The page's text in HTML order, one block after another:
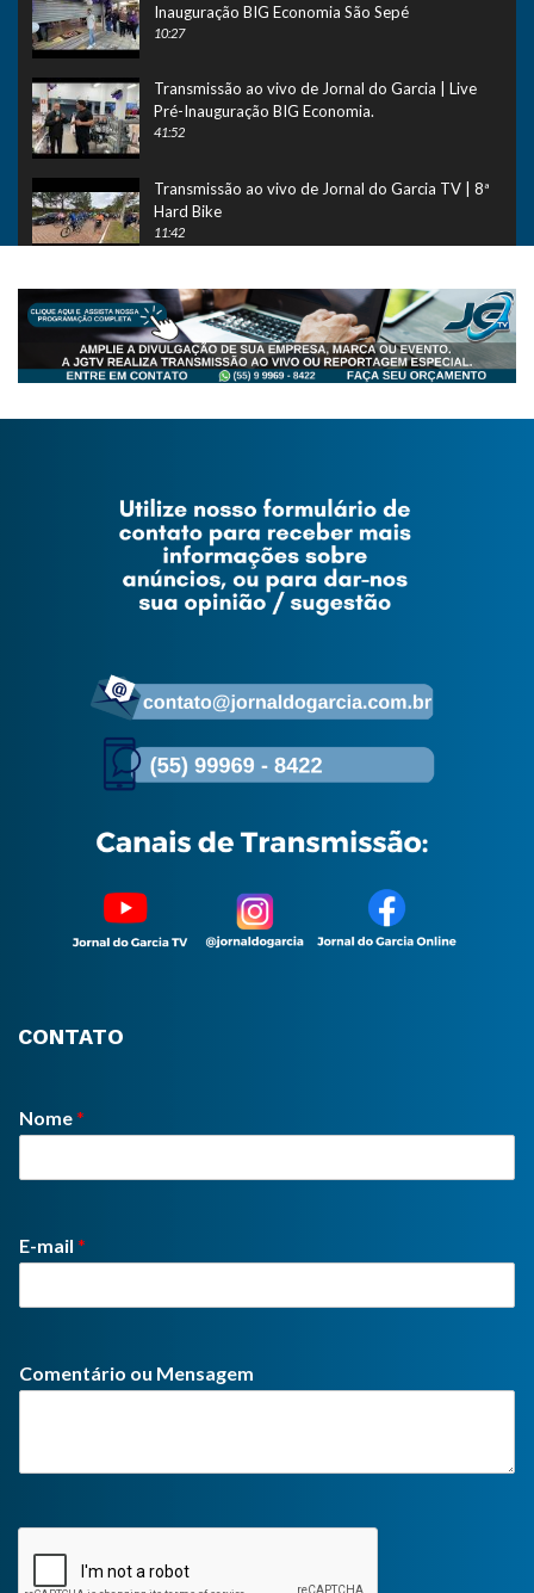
Inauguração BIG Economia São Sepé
10:27
Transmissão ao vivo de Jornal do Garcia | Live
Pré-Inauguração BIG Economia.
41:52
Transmissão ao vivo de Jornal do Garcia TV | 8ª
Hard Bike
11:42
Transmissão ao vivo de Jornal do Garcia TV |
Ação de Fábrica Benoit
04:36
Transmissão ao vivo de Jornal do Garcia TV |
Live Ação de Fábrica Benoit
07:33
Transmissão ao vivo de Jornal do Garcia TV |
Missa de domingo, encerramento da festa.
Transmissão ao vivo de Jornal do Garcia TV |
Reportagem Especial Festa do Divino.
Transmissão ao vivo de Jornal do Garcia TV |
01:40:11
Transmissão ao vivo de Jornal do Garcia TV |
Novena do Divino oitava noite
Transmissão ao vivo de Jornal do Garcia TV |
Novena do Divino Espirito Santo. 4ª Noite
Transmissão ao vivo de Jornal do Garcia TV |
01:20:36
Transmissão ao vivo de Jornal do Garcia TV |
CONTATO
Nome*
E-mail *
Comentário ou Mensagem